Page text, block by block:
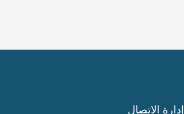
إدارة الاتصال